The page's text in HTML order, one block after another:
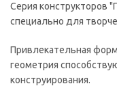
Серия конструкторов
специально для
Привлекательная
геометрия
конструирования.